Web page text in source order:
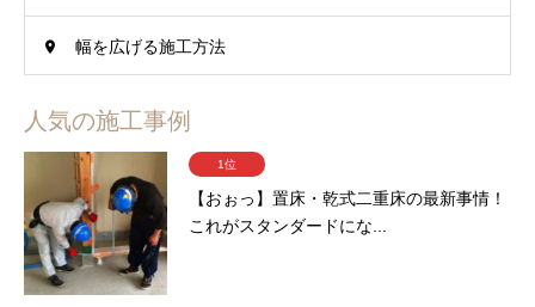
幅を広げる施工方法
人気の施工事例
1位
【おぉっ】置床・乾式二重床の最新事情！
これがスタンダードにな...